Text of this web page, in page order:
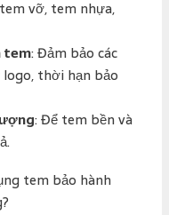
vỡ, tem nhựa,
tem: Đảm bảo các
thời hạn bảo
: Để tem bền và
tem bảo hành